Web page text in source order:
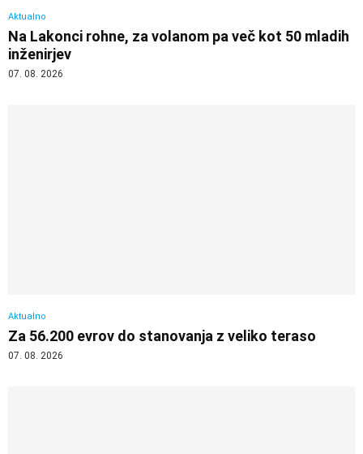
Aktualno
Na Lakonci rohne, za volanom pa več kot 50 mladih
inženirjev
07. 08. 2026
Aktualno
Za 56.200 evrov do stanovanja z veliko teraso
07. 08. 2026